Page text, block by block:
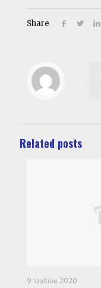
Share
Related posts
9 Ιουλίου 2020